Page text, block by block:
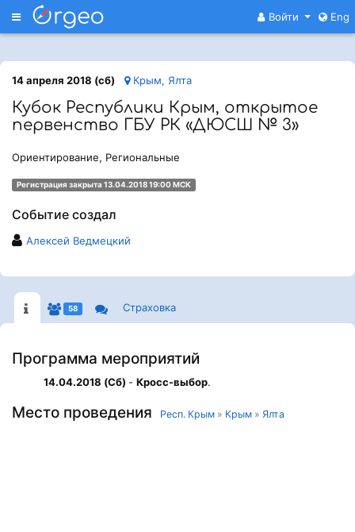
Меню Войти Eng
14 апреля 2018 (сб) Крым, Ялта
Кубок Республики Крым, открытое
первенство ГБУ РК «ДЮСШ № 3»
Ориентирование, Региональные
Регистрация закрыта 13.04.2018 19:00 МСК
Событие создал
Алексей Ведмецкий
58 Страховка
Программа мероприятий
14.04.2018 (Сб) - Кросс-выбор.
Место проведения Респ. Крым » Крым » Ялта